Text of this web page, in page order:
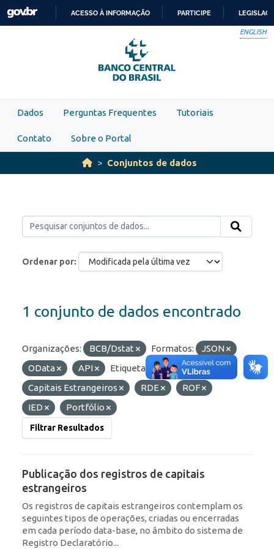
Skip to main content
PARA
O
CONTEÚDO
ACESSO À INFORMAÇÃO PARTICIPE
ENGLISH
Dados Perguntas Frequentes Tutoriais
Contato Sobre o Portal
Conjuntos de dados
Ordenar por
1 conjunto de dados encontrado
Organizações: BCB/Dstat Formatos:
JSON
OData
API
Etiquetas:
Capitais Estrangeiros
RDE
ROF
IED
Portfólio
Filtrar Resultados
Publicação dos registros de capitais
estrangeiros
Os registros de capitais estrangeiros contemplam os
seguintes tipos de operações, criadas ou encerradas
em cada período data-base, no âmbito do sistema de
Registro Declaratório...